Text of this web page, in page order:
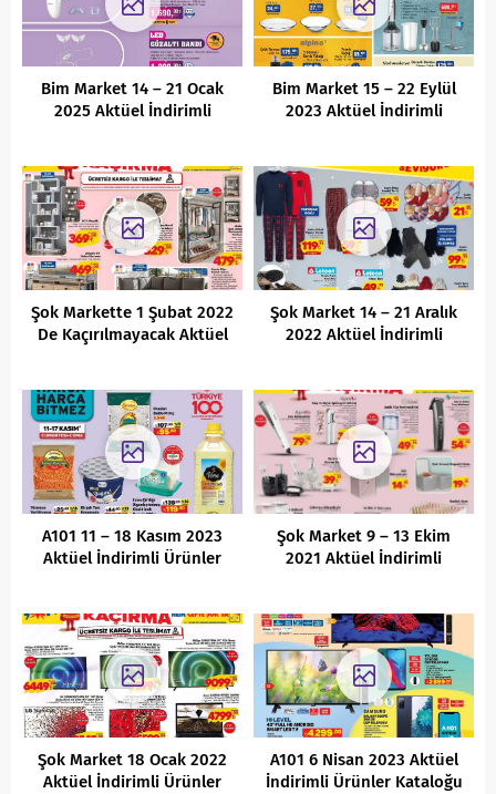
Bim Market 14 – 21 Ocak
2025 Aktüel İndirimli
Bim Market 15 – 22 Eylül
2023 Aktüel İndirimli
Şok Markette 1 Şubat 2022
De Kaçırılmayacak Aktüel
Şok Market 14 – 21 Aralık
2022 Aktüel İndirimli
A101 11 – 18 Kasım 2023
Aktüel İndirimli Ürünler
Şok Market 9 – 13 Ekim
2021 Aktüel İndirimli
Şok Market 18 Ocak 2022
Aktüel İndirimli Ürünler
A101 6 Nisan 2023 Aktüel
İndirimli Ürünler Kataloğu